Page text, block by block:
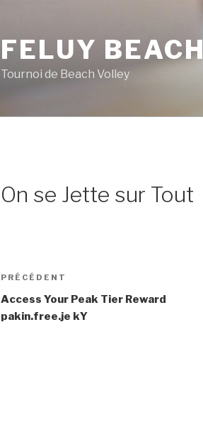
FELUY BEACH
Tournoi de Beach Volley
On se Jette sur Tout
Navigation
de
l’article
Article
précédent
PRÉCÉDENT
Access Your Peak Tier Reward
pakin.free.je kY